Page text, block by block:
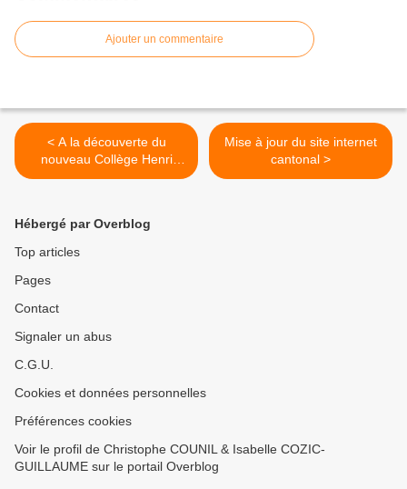
Ajouter un commentaire
< A la découverte du
nouveau Collège Henri
Lefeuvre à Arnage
Mise à jour du site internet
cantonal >
Hébergé par Overblog
Top articles
Pages
Contact
Signaler un abus
C.G.U.
Cookies et données personnelles
Préférences cookies
Voir le profil de Christophe COUNIL & Isabelle COZIC-
GUILLAUME sur le portail Overblog